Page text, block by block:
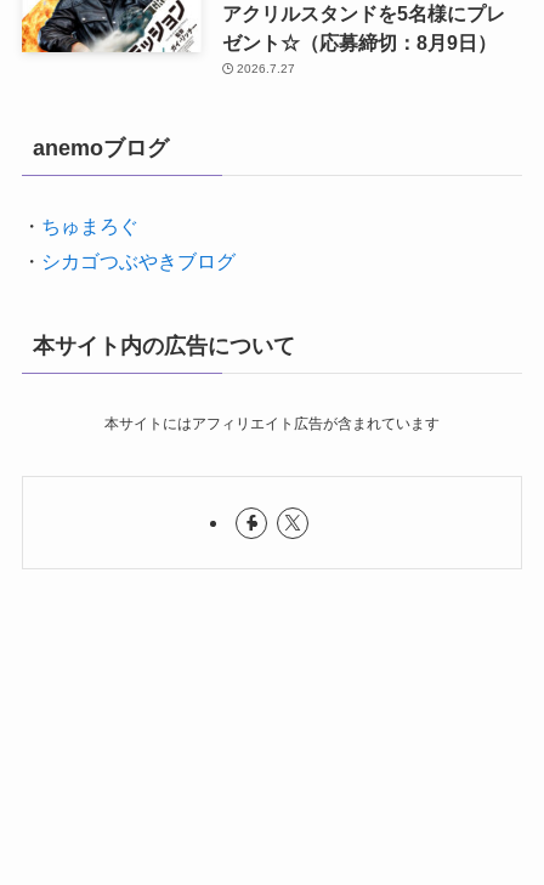
アクリルスタンドを5名様にプレ
ゼント☆（応募締切：8月9日）
2026.7.27
anemoブログ
・ ちゅまろぐ
・ シカゴつぶやきブログ
本サイト内の広告について
本サイトにはアフィリエイト広告が含まれています